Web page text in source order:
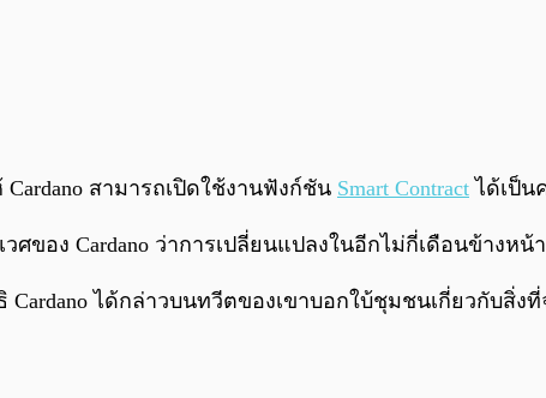
Cardano สามารถเปิดใช้งานฟังก์ชัน Smart Contract ได้เป็น
อง Cardano ว่าการเปลี่ยนแปลงในอีกไม่กี่เดือนข้างหน้
ได้กล่าวบนทวีตของเขาบอกใบ้ชุมชนเกี่ยวกับสิ่ง